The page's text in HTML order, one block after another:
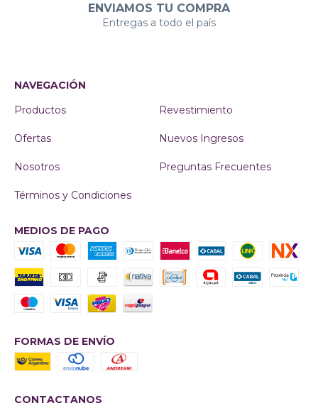
ENVIAMOS TU COMPRA
Entregas a todo el país
NAVEGACIÓN
Productos
Revestimiento
Ofertas Nuevos Ingresos
Nosotros Preguntas Frecuentes
Términos y Condiciones
MEDIOS DE PAGO
FORMAS DE ENVÍO
CONTACTANOS